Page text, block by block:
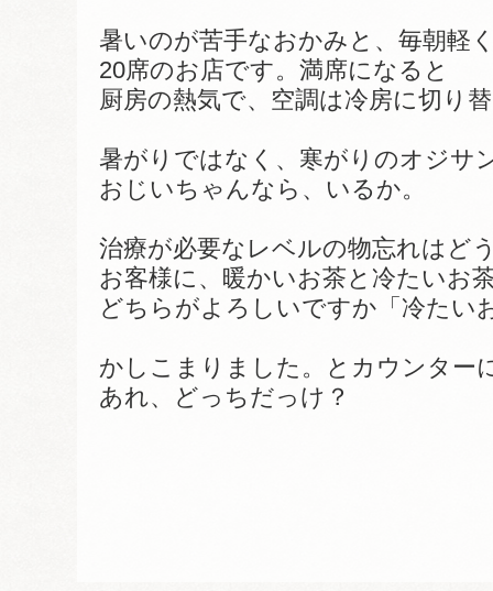
暑いのが苦手なおかみと、毎朝軽
20席のお店です。満席になると
厨房の熱気で、空調は冷房に切り
暑がりではなく、寒がりのオジサ
おじいちゃんなら、いるか。
治療が必要なレベルの物忘れはど
お客様に、暖かいお茶と冷たいお
どちらがよろしいですか「冷たい
かしこまりました。とカウンター
あれ、どっちだっけ？